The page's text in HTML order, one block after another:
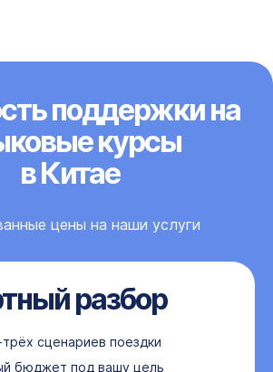
поддержки на
курсы
в Китае
цены на наши услуги
разбор
сценариев поездки
бюджет под вашу цель